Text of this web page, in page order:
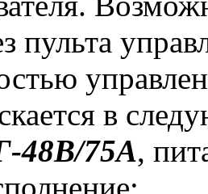
пульта
в
48В/75А,